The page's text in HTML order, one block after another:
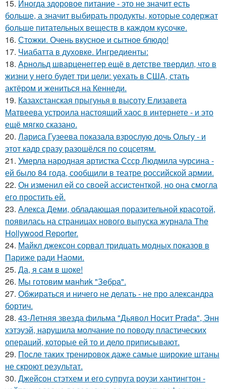
15. Иногда здоровое питание - это не значит есть
больше, а значит выбирать продукты, которые содержат
больше питательных веществ в каждом кусочке.
16. Стожки. Очень вкусное и сытное блюдо!
17. Чиабатта в духовке. Ингредиенты:
18. Арнольд шварценеггер ещё в детстве твердил, что в
жизни у него будет три цели: уехать в США, стать
актёром и жениться на Кеннеди.
19. Казахстанская прыгунья в высоту Елизавета
Матвеева устроила настоящий хаос в интернете - и это
ещё мягко сказано.
20. Лариса Гузеева показала взрослую дочь Ольгу - и
этот кадр сразу разошёлся по соцсетям.
21. Умерла народная артистка Ссср Людмила чурсина -
ей было 84 года, сообщили в театре российской армии.
22. Он изменил ей со своей ассистенткой, но она смогла
его простить ей.
23. Алекса Деми, обладающая поразительной красотой,
появилась на страницах нового выпуска журнала The
Hollywood Reporter.
24. Майкл джексон сорвал тридцать модных показов в
Париже ради Наоми.
25. Да, я сам в шоке!
26. Мы готовим мaнhиk "Зeбpa".
27. Обжираться и ничего не делать - не про александра
бортич.
28. 43-Летняя звезда фильма "Дьявол Носит Prada", Энн
хэтэуэй, нарушила молчание по поводу пластических
операций, которые ей то и дело приписывают.
29. После таких тренировок даже самые широкие штаны
не скроют результат.
30. Джейсон стэтхем и его супруга роузи хантингтон -